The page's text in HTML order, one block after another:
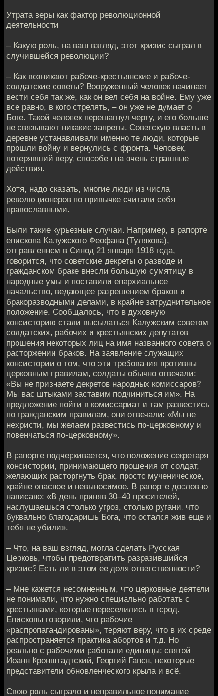
Утрата веры как фактор революционной
деятельности
– Какую роль, на ваш взгляд, этот кризис сыграл в
случившейся революции?
– Как возникают рабоче-крестьянские и рабоче-
солдатские советы? Вооруженный человек начинает
вести себя так же, как он вел себя на войне. Ему уже
все равно, в кого стрелять, – он уже не думает о
Боге. Такой человек перешагнул черту, и его больше
не связывают никакие запреты. Советскую власть в
деревне устанавливали именно те люди, которые
прошли войну и вернулись с фронта. Человек,
потерявший веру, способен на очень страшные
действия.
Хотя, надо сказать, многие люди из числа
революционеров по привычке считали себя
православными.
Были такие курьезные случаи. Например, в рапорте
епископа Калужского Феофана (Тулякова),
отправленном в Синод 21 января 1918 года,
говорится, что советские декреты о разводе и
гражданском браке внесли большую сумятицу в
народные умы и поставили епархиальное
начальство, ведающее разрешением браков и
бракоразводными делами, в крайне затруднительное
положение. Сообщалось, что в духовную
консисторию стали высылаться Калужским советом
солдатских, рабочих и крестьянских депутатов
прошения некоторых лиц на имя названного совета о
расторжении браков. На заявление служащих
консистории о том, что эти требования противны
церковным правилам, солдаты обычно отвечали:
«Вы не признаете декретов народных комиссаров?
Мы вас штыками заставим подчиниться им». На
предложение пойти в комиссариат и там развестись
по гражданским правилам, они отвечали: «Мы не
нехристи, мы желаем развестись по-церковному и
повенчаться по-церковному».
В рапорте подчеркивается, что положение секретаря
консистории, принимающего прошения от солдат,
желающих расторгнуть брак, просто мученическое,
крайне опасное и невыносимое. В рапорте дословно
написано: «В день приняв 30–40 просителей,
наслушаешься столько угроз, столько ругани, что
буквально благодаришь Бога, что остался жив еще и
тебя не убили».
– Что, на ваш взгляд, могла сделать Русская
Церковь, чтобы предотвратить разразившийся
кризис? Есть ли в этом ее доля ответственности?
– Мне кажется несомненным, что церковные деятели
не понимали, что нужно специально работать с
крестьянами, которые переселились в город.
Епископы говорили, что рабочие
«распропагандированы», теряют веру, что в их среде
распространяется практика абортов и т.д. Но
реально с рабочими работали единицы: святой
Иоанн Кронштадтский, Георгий Гапон, некоторые
представители обновленческого крыла и всё.
Свою роль сыграло и неправильное понимание